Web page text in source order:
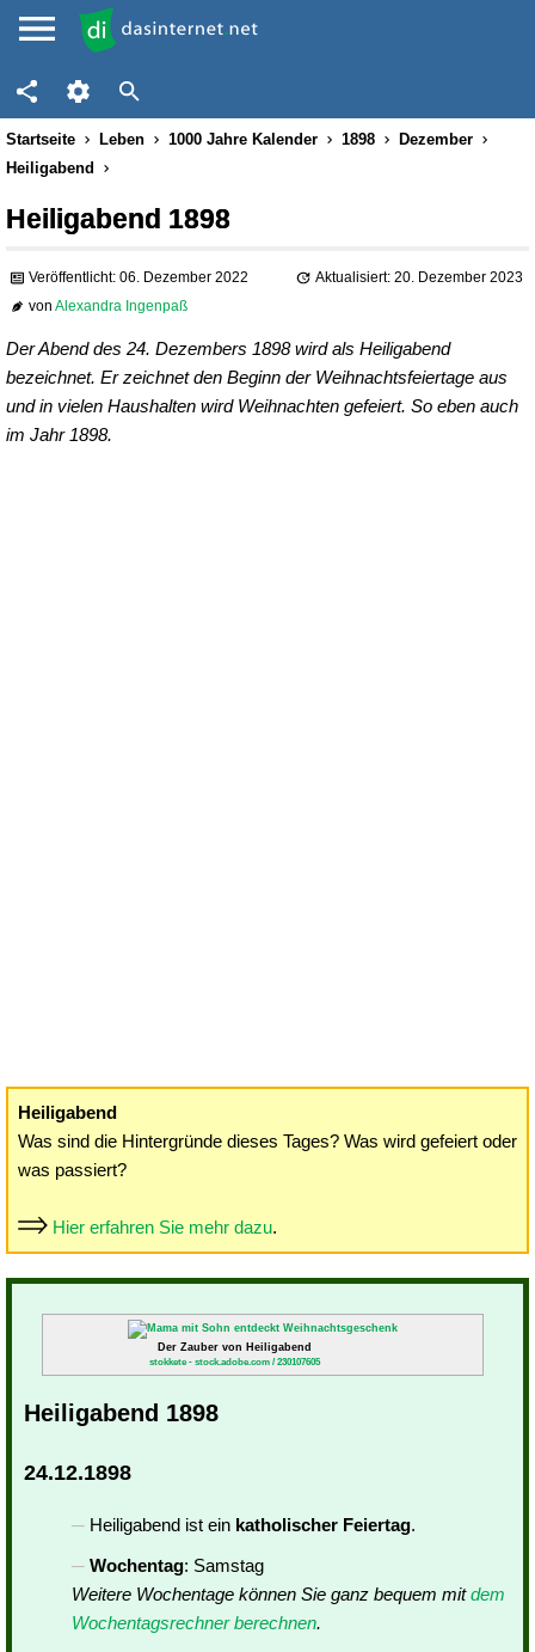
Startseite Leben 1000 Jahre Kalender 1898
Dezember
Heiligabend
Heiligabend 1898
Veröffentlicht: 06. Dezember 2022
Aktualisiert: 20. Dezember 2023
vonAlexandra Ingenpaß
Der Abend des 24. Dezembers 1898 wird als Heiligabend
bezeichnet. Er zeichnet den Beginn der Weihnachtsfeiertage aus
und in vielen Haushalten wird Weihnachten gefeiert. So eben auch
im Jahr 1898.
Heiligabend
Was sind die Hintergründe dieses Tages? Was wird gefeiert oder
was passiert?
Hier erfahren Sie mehr dazu.
Der Zauber von Heiligabend
stokkete - stock.adobe.com / 230107605
Heiligabend 1898
24.12.1898
Heiligabend ist ein katholischer Feiertag.
Wochentag: Samstag
Weitere Wochentage können Sie ganz bequem mitdem
Wochentagsrechner berechnen.